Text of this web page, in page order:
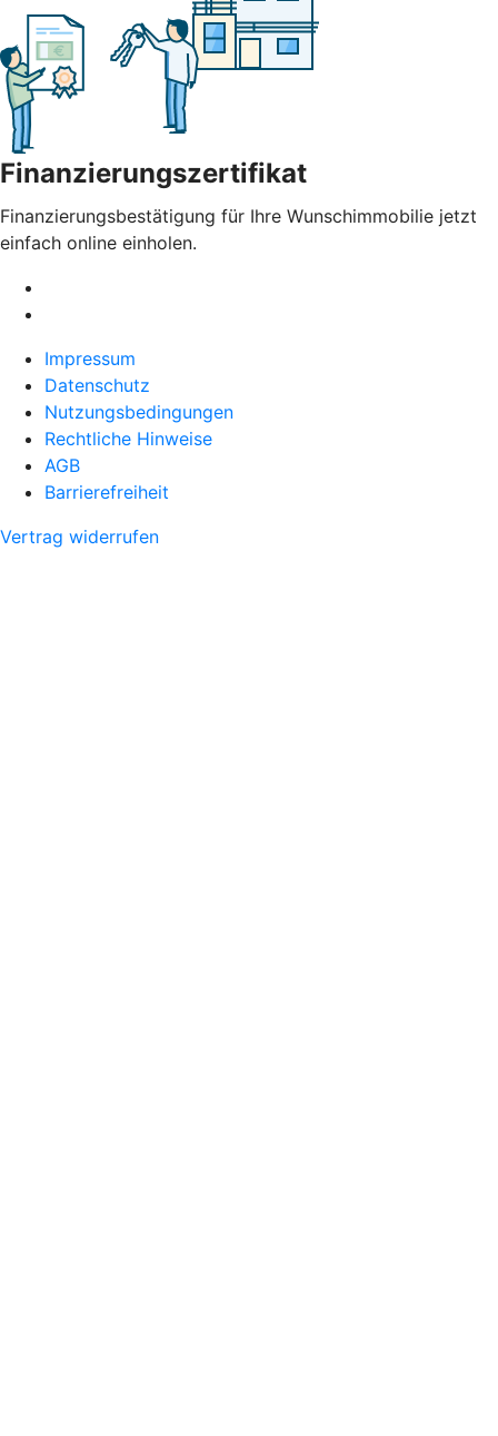
Finanzierungszertifikat
Finanzierungsbestätigung für Ihre Wunschimmobilie jetzt
einfach online einholen.
Impressum
Datenschutz
Nutzungsbedingungen
Rechtliche Hinweise
AGB
Barrierefreiheit
Vertrag widerrufen